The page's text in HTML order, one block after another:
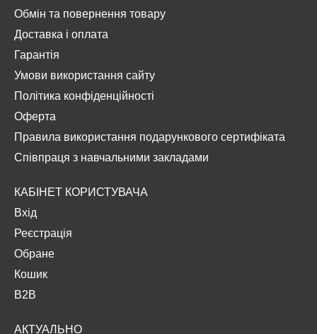
Обмін та повернення товару
Доставка і оплата
Гарантія
Умови використання сайту
Політика конфіденційності
Оферта
Правила використання подарункового сертифіката
Співпраця з навчальними закладами
КАБІНЕТ КОРИСТУВАЧА
Вхід
Реєстрація
Обране
Кошик
B2B
АКТУАЛЬНО